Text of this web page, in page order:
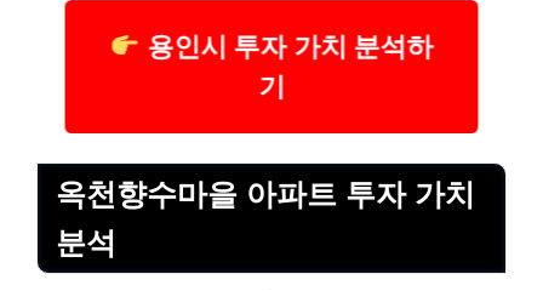
용인시 투자 가치 분석하
기
옥천향수마을 아파트 투자 가치
분석